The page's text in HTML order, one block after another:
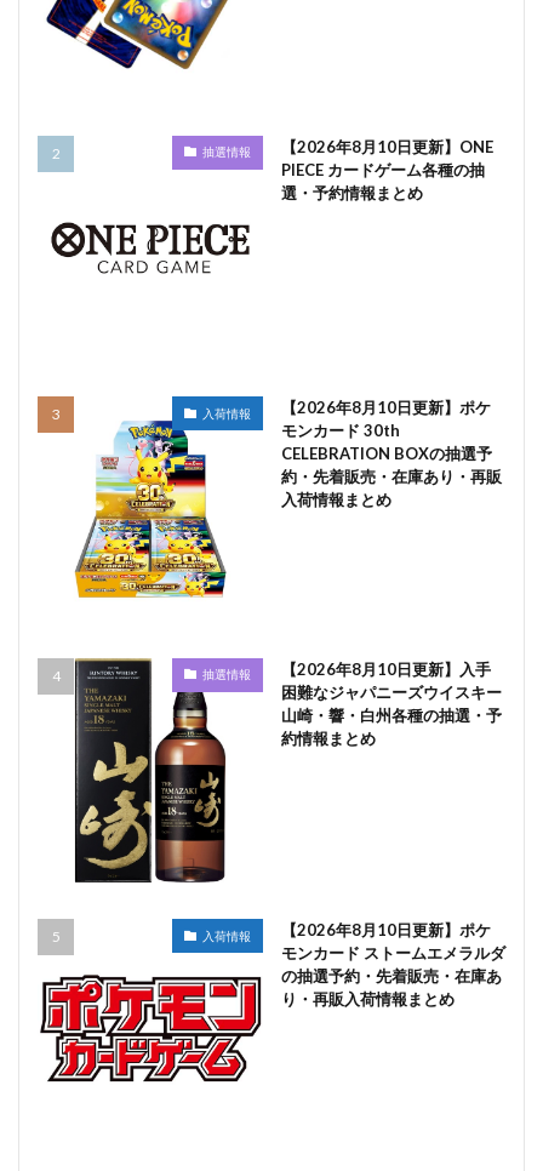
抽選情報
【2026年8月10日更新】ONE
PIECE カードゲーム各種の抽
選・予約情報まとめ
入荷情報
【2026年8月10日更新】ポケ
モンカード 30th
CELEBRATION BOXの抽選予
約・先着販売・在庫あり・再販
入荷情報まとめ
抽選情報
【2026年8月10日更新】入手
困難なジャパニーズウイスキー
山崎・響・白州各種の抽選・予
約情報まとめ
入荷情報
【2026年8月10日更新】ポケ
モンカード ストームエメラルダ
の抽選予約・先着販売・在庫あ
り・再販入荷情報まとめ